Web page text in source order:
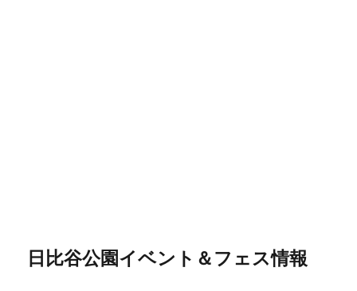
日比谷公園イベント＆フェス情報